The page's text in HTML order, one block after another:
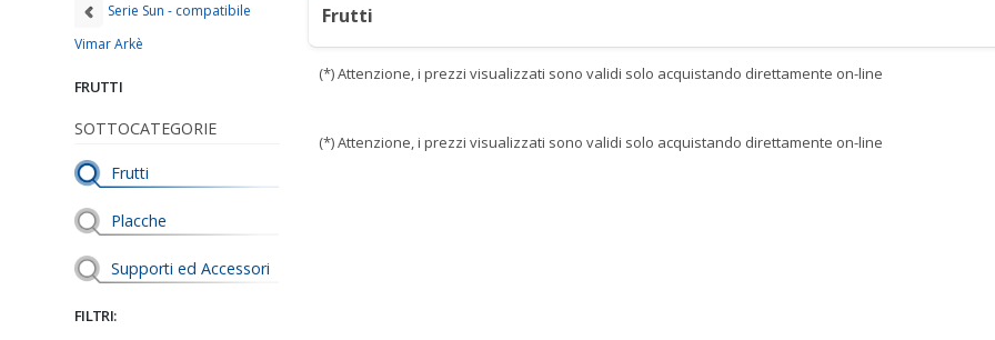
Serie Sun - compatibile
Vimar Arkè
FRUTTI
SOTTOCATEGORIE
Frutti
Placche
Supporti ed Accessori
FILTRI:
Frutti
(*) Attenzione, i prezzi visualizzati sono validi solo acquistando direttamente on-line
(*) Attenzione, i prezzi visualizzati sono validi solo acquistando direttamente on-line